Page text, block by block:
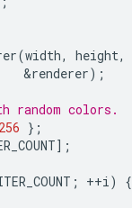
(width, height,
&renderer);
random colors.
256 };
];
; ++i)
{